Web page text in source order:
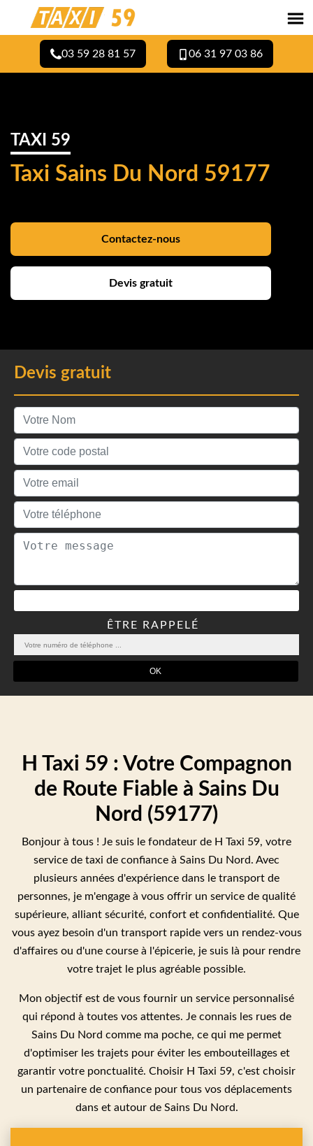
03 59 28 81 57 06 31 97 03 86
TAXI 59
Taxi Sains Du Nord 59177
Contactez-nous
Devis gratuit
Devis gratuit
ÊTRE RAPPELÉ
H Taxi 59 : Votre Compagnon
de Route Fiable à Sains Du
Nord (59177)
Bonjour à tous ! Je suis le fondateur de H Taxi 59, votre
service de taxi de confiance à Sains Du Nord. Avec
plusieurs années d'expérience dans le transport de
personnes, je m'engage à vous offrir un service de qualité
supérieure, alliant sécurité, confort et confidentialité. Que
vous ayez besoin d'un transport rapide vers un rendez-vous
d'affaires ou d'une course à l'épicerie, je suis là pour rendre
votre trajet le plus agréable possible.
Mon objectif est de vous fournir un service personnalisé
qui répond à toutes vos attentes. Je connais les rues de
Sains Du Nord comme ma poche, ce qui me permet
d'optimiser les trajets pour éviter les embouteillages et
garantir votre ponctualité. Choisir H Taxi 59, c'est choisir
un partenaire de confiance pour tous vos déplacements
dans et autour de Sains Du Nord.